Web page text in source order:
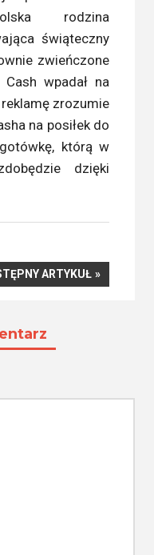
rodzina
świąteczny
zwieńczone
wpadał na
zrozumie
na posiłek do
którą w
dzięki
ARTYKUŁ